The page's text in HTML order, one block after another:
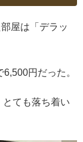
屋は「デラッ
円だった。
ても落ち着い